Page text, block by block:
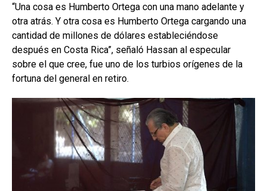
“Una cosa es Humberto Ortega con una mano adelante y
otra atrás. Y otra cosa es Humberto Ortega cargando una
cantidad de millones de dólares estableciéndose
después en Costa Rica”, señaló Hassan al especular
sobre el que cree, fue uno de los turbios orígenes de la
fortuna del general en retiro.